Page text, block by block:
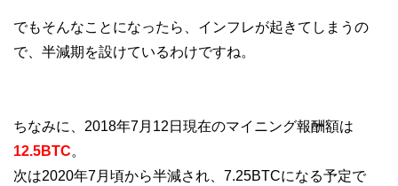
でもそんなことになったら、インフレが起きてしまうの
で、半減期を設けているわけですね。
ちなみに、2018年7月12日現在のマイニング報酬額は
12.5BTC。
次は2020年7月頃から半減され、7.25BTCになる予定で